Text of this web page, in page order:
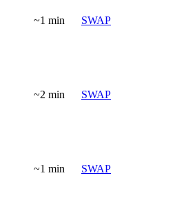
~1 min SWAP
~2 min SWAP
~1 min SWAP